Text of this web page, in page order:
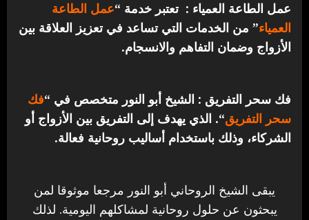
عمل الطاعة العمياء : تعتبر خدمة “عمل الطاعة
العمياء” من الخدمات التي تساعد في تعزيز العلاقة بين
الأزواج وضمان التفاهم والانسجام.
فك سحر التفريق : الشيخ أبو النور متخصص في “فك
سحر التفريق“. الذي يهدف إلى التفريق بين الأزواج أو
الشركاء، وذلك باستخدام أساليب روحانية فعالة.
يبقى الشيخ الروحاني أبو النور مرجعا موثوقا لمن
يبحثون عن حلول روحانية لمشاكلهم اليومية. لذلك